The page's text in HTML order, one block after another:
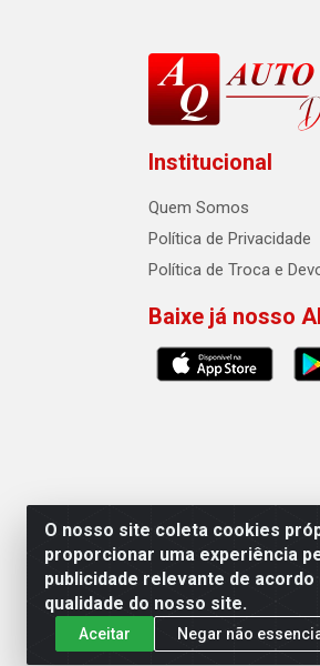
O nosso site coleta cookies
proporcionar uma experiência
publicidade relevante de
qualidade do nosso site.
Aceitar Negar não
Institucional
Quem Somos
Política de Privacidade
Política de Troca e
Baixe já nosso
Auto